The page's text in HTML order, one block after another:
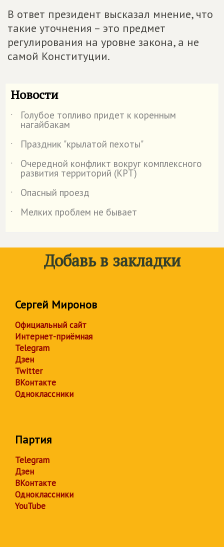
В ответ президент высказал мнение, что
такие уточнения – это предмет
регулирования на уровне закона, а не
самой Конституции.
Новости
˙ Голубое топливо придет к коренным
нагайбакам
˙
Праздник "крылатой пехоты"
˙
Очередной конфликт вокруг комплексного
развития территорий (КРТ)
˙
Опасный проезд
˙
Мелких проблем не бывает
Добавь в закладки
Сергей Миронов
Официальный сайт
Интернет-приёмная
Telegram
Дзен
Twitter
ВКонтакте
Одноклассники
Партия
Telegram
Дзен
ВКонтакте
Одноклассники
YouTube